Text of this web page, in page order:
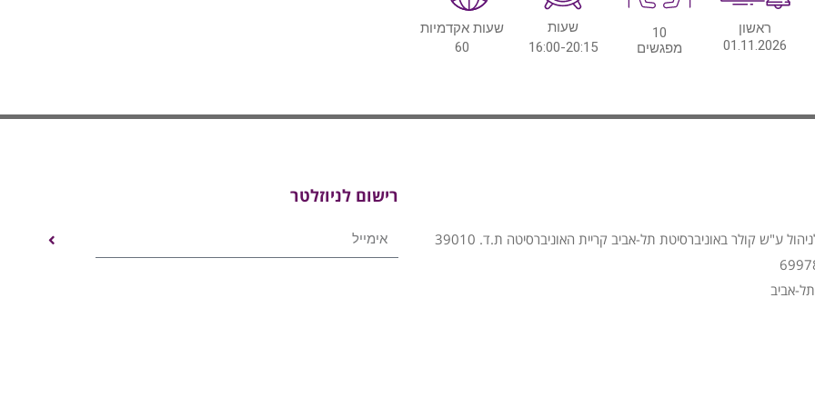
ראשון
01.11.2026
10
מפגשים
שעות
16:00-20:15
שעות אקדמיות
60
ע"ש קולר באוניברסיטת תל-אביב קריית האוניברסיטה ת.ד. 39010
אביב
רישום לניוזלטר